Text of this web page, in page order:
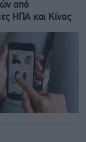
από
ΗΠΑ και Κίνας